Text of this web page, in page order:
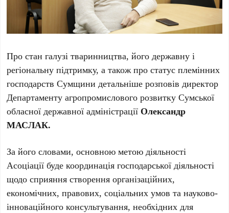
Про стан галузі тваринництва, його державну і
регіональну підтримку, а також про статус племінних
господарств Сумщини детальніше розповів директор
Департаменту агропромислового розвитку Сумської
обласної державної адміністрації Олександр
МАСЛАК.
За його словами, основною метою діяльності
Асоціації буде координація господарської діяльності
щодо сприяння створення організаційних,
економічних, правових, соціальних умов та науково-
інноваційного консультування, необхідних для